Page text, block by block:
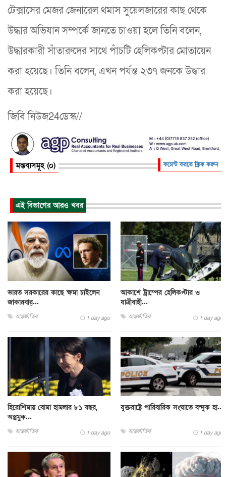
টেক্সাসের মেজর জেনারেল থমাস সুয়েলজারের কাছ থেকে
উদ্ধার অভিযান সম্পর্কে জানতে চাওয়া হলে তিনি বলেন,
উদ্ধারকারী সাঁতারুদের সাথে পাঁচটি হেলিকপ্টার মোতায়েন
করা হয়েছে। তিনি বলেন, এখন পর্যন্ত ২৩৭ জনকে উদ্ধার
করা হয়েছে।
জিবি নিউজ24ডেস্ক//
মন্তব্যসমূহ (০) কমেন্ট করতে ক্লিক করুন
এই বিভাগের আরও খবর
ভারত সরকারের কাছে ক্ষমা চাইলেন
জাকারবার্...
আন্তর্জাতিক 1 day ago
আকাশে ট্রাম্পের হেলিকপ্টার ও
যাত্রীবাহী...
আন্তর্জাতিক 1 day ago
হিরোশিমায় বোমা হামলার ৮১ বছর,
অস্ত্রমুক...
আন্তর্জাতিক 1 day ago
যুক্তরাষ্ট্রে পারিবারিক সংঘাতে বন্দুক হা...
আন্তর্জাতিক 1 day ago